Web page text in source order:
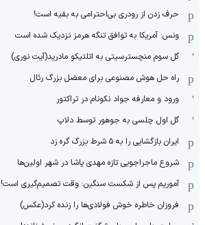
حرف زدن از رودری بی‌احترامی به بقیه است!
ونس: آمریکا به توافق تنگه هرمز نزدیک شده است
گل سوم منچسترسیتی به اتلتیکو مادرید(آیت نوری)
راه حل هوش مصنوعی برای معضل بزرگ رئال
ورود و معارفه جواد نکونام در تراکتور
گل اول چلسی به جوهور توسط دلاپ
ایران بازگشایی را به ۵ شرط بزرگ گره زد
شروع ماجراجویی تازه مهدی پاشا در شهر اولین‌ها
آموریم پس از شکست سنگین: وقت تصمیم‌گیری است!
فروزان خاطره خوش فولادی‌ها را زنده کرد(عکس)